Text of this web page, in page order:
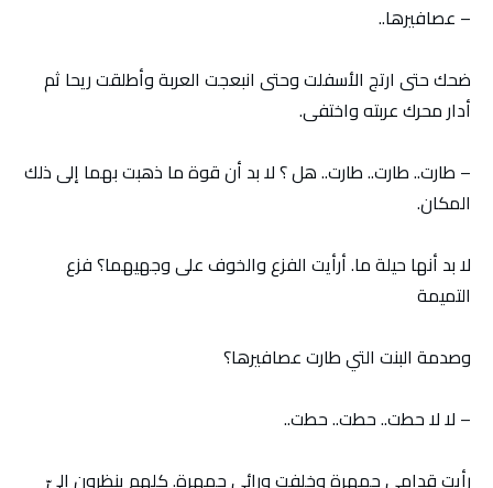
– عصافيرها..
ضحك حتى ارتج الأسفلت وحتى انبعجت العربة وأطلقت ريحا ثم
أدار محرك عربته واختفى.
– طارت.. طارت.. طارت.. هل ؟ لا بد أن قوة ما ذهبت بهما إلى ذلك
المكان.
لا بد أنها حيلة ما. أرأيت الفزع والخوف على وجهيهما؟ فزع
التميمة
وصدمة البنت التي طارت عصافيرها؟
– لا لا حطت.. حطت.. حطت..
رأيت قدامي جمهرة وخلفت ورائي جمهرة. كلهم ينظرون إليّ